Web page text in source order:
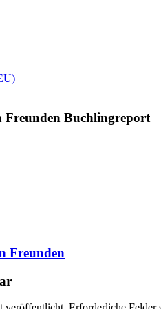
Freunden Buchlingreport
Freunden